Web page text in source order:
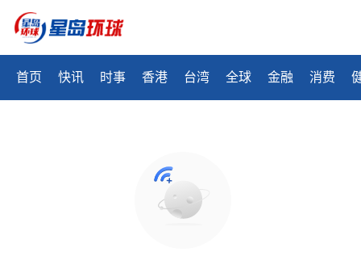
首页 快讯 时事 香港 台湾 全球 金融 消费